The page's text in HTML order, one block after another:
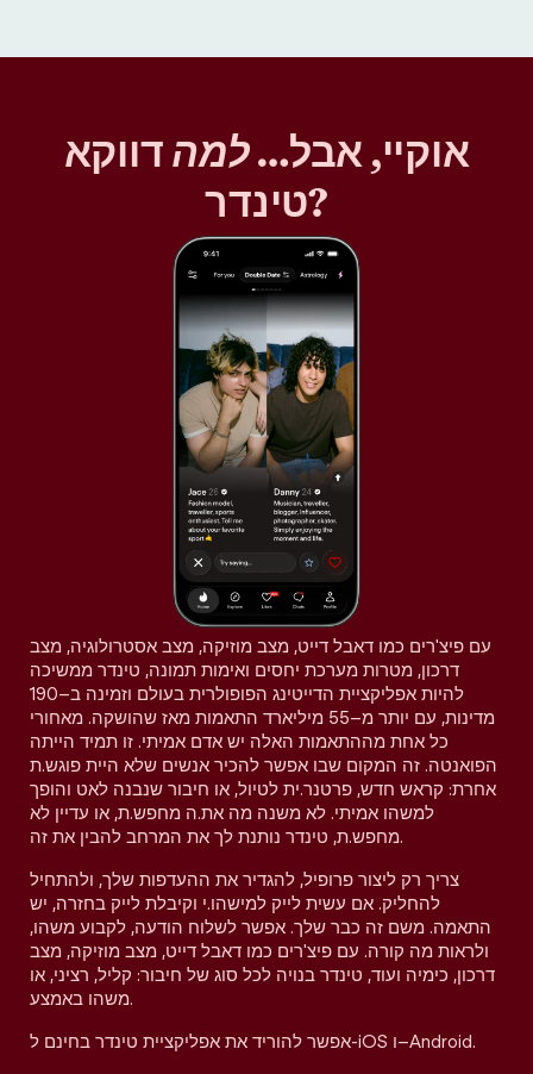
אוקיי, אבל…למהדווקא
טינדר?
עם פיצ'רים כמו דאבל דייט, מצב מוזיקה, מצב אסטרולוגיה, מצב
דרכון, מטרות מערכת יחסים ואימות תמונה, טינדר ממשיכה
להיות אפליקציית הדייטינג הפופולרית בעולם וזמינה ב–190
מדינות, עם יותר מ–55 מיליארד התאמות מאז שהושקה. מאחורי
כל אחת מההתאמות האלה יש אדם אמיתי. זו תמיד הייתה
הפואנטה. זה המקום שבו אפשר להכיר אנשים שלא היית פוגש.ת
אחרת: קראש חדש, פרטנר.ית לטיול, או חיבור שנבנה לאט והופך
למשהו אמיתי. לא משנה מה את.ה מחפש.ת, או עדיין לא
מחפש.ת, טינדר נותנת לך את המרחב להבין את זה.
צריך רק ליצור פרופיל, להגדיר את ההעדפות שלך, ולהתחיל
להחליק. אם עשית לייק למישהו.י וקיבלת לייק בחזרה, יש
התאמה. משם זה כבר שלך. אפשר לשלוח הודעה, לקבוע משהו,
ולראות מה קורה. עם פיצ'רים כמו דאבל דייט, מצב מוזיקה, מצב
דרכון, כימיה ועוד, טינדר בנויה לכל סוג של חיבור: קליל, רציני, או
משהו באמצע.
אפשר להוריד את אפליקציית טינדר בחינם ל-iOS ו–Android.